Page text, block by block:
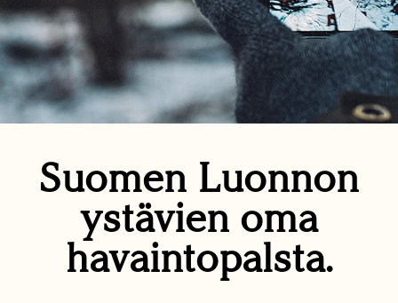
Suomen Luonnon
ystävien oma
havaintopalsta.